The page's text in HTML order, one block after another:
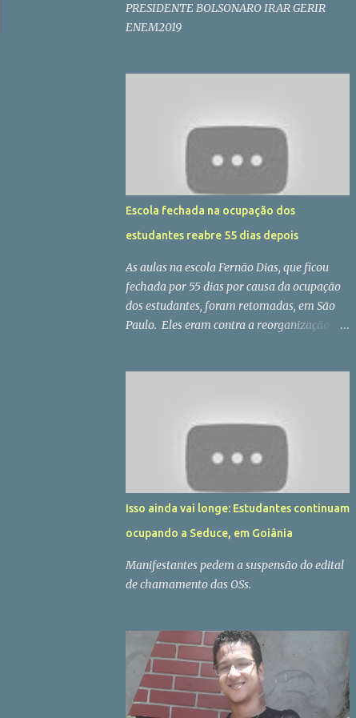
PRESIDENTE BOLSONARO IRAR GERIR
ENEM2019
Escola fechada na ocupação dos
estudantes reabre 55 dias depois
As aulas na escola Fernão Dias, que ficou
fechada por 55 dias por causa da ocupação
dos estudantes, foram retomadas, em São
Paulo. Eles eram contra a reorganização do
Isso ainda vai longe: Estudantes continuam
ocupando a Seduce, em Goiânia
Manifestantes pedem a suspensão do edital
de chamamento das OSs.